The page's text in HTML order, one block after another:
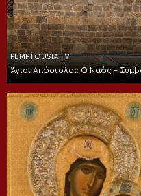
PEMPTOUSIA TV
Άγιοι Απόστολοι: Ο Ναός –